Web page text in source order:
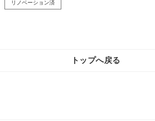
リノベーション済
トップへ戻る